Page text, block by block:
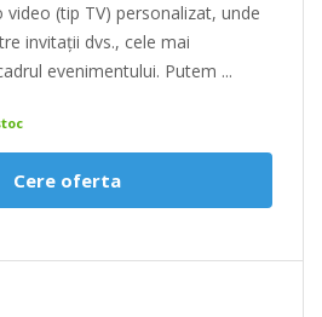
(tip TV) personalizat, unde
invitații dvs., cele mai
evenimentului. Putem ...
Cere oferta